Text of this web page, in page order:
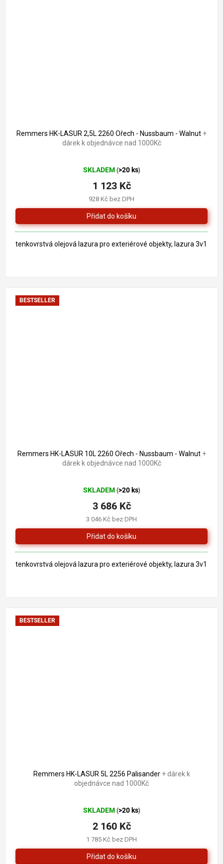
Remmers HK-LASUR 2,5L 2260 Ořech - Nussbaum - Walnut +
dárek k objednávce nad 1000Kč
hodnocení
produktu
je
4,0
z
5
hvězdiček.
SKLADEM (>20 ks)
928 Kč bez DPH
1 123 Kč
tenkovrstvá olejová lazura pro exteriérové objekty, lazura 3v1
BESTSELLER
Remmers HK-LASUR 10L 2260 Ořech - Nussbaum - Walnut +
dárek k objednávce nad 1000Kč
hodnocení
produktu
je
4,0
z
5
hvězdiček.
SKLADEM (>20 ks)
3 046 Kč bez DPH
3 686 Kč
tenkovrstvá olejová lazura pro exteriérové objekty, lazura 3v1
BESTSELLER
Remmers HK-LASUR 5L 2256 Palisander + dárek k
objednávce nad 1000Kč
hodnocení
produktu
je
5,0
z
5
SKLADEM (>20 ks)
1 785 Kč bez DPH
2 160 Kč